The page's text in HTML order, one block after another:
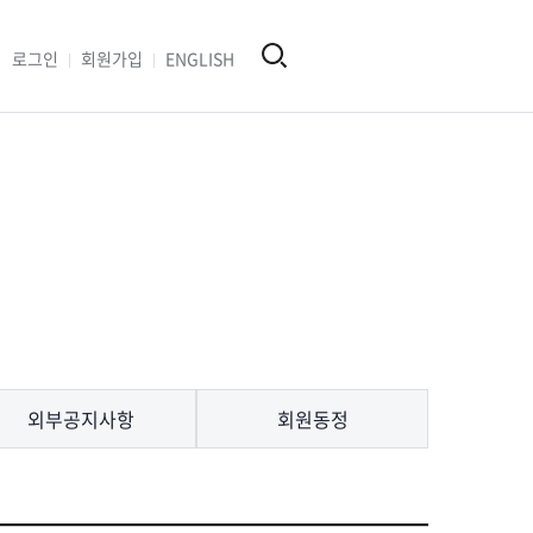
로그인 회원가입 ENGLISH
외부공지사항 회원동정